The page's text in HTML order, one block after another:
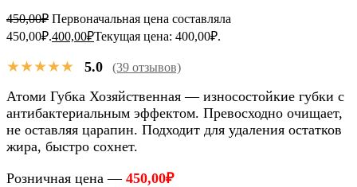
450,00₽ Первоначальная цена составляла
450,00₽.400,00₽Текущая цена: 400,00₽.
★★★★★ 5.0 (39 отзывов)
Атоми Губка Хозяйственная — износостойкие губки с
антибактериальным эффектом. Превосходно очищает,
не оставляя царапин. Подходит для удаления остатков
жира, быстро сохнет.
Розничная цена — 450,00₽